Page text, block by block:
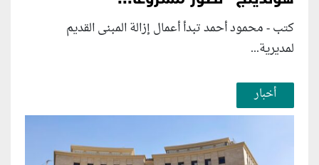
كتب - محمود أحمد تبدأ أعمال إزالة المبنى القديم
لمديرية...
أخبار